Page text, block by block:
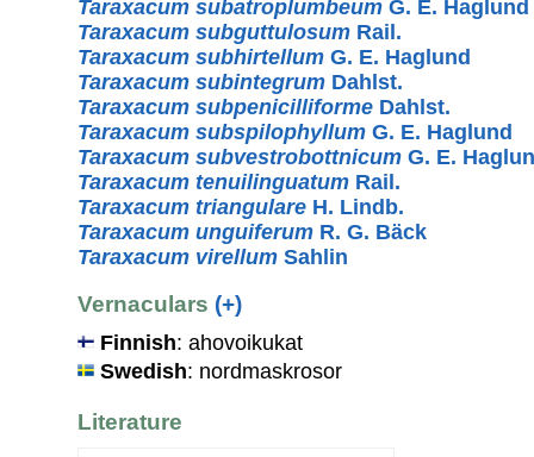
Taraxacum subatroplumbeum G. E. Haglund
Taraxacum subguttulosum Rail.
Taraxacum subhirtellum G. E. Haglund
Taraxacum subintegrum Dahlst.
Taraxacum subpenicilliforme Dahlst.
Taraxacum subspilophyllum G. E. Haglund
Taraxacum subvestrobottnicum G. E.
Taraxacum tenuilinguatum Rail.
Taraxacum triangulare H. Lindb.
Taraxacum unguiferum R. G. Bäck
Taraxacum virellum Sahlin
Vernaculars (+)
Finnish: ahovoikukat
Swedish: nordmaskrosor
Literature